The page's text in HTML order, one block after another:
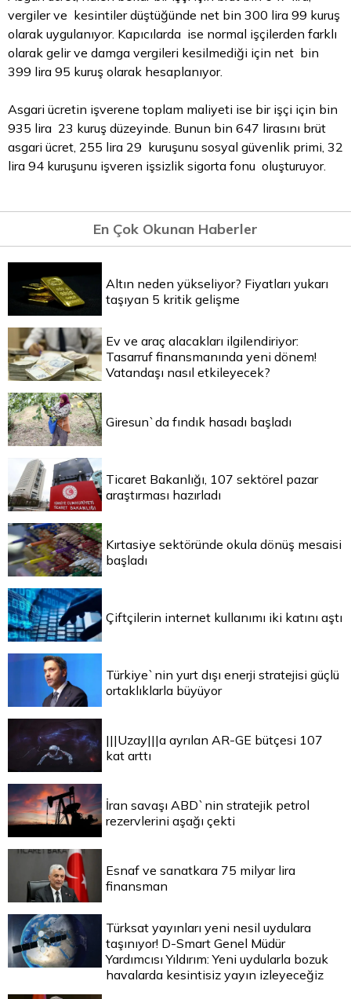
vergiler ve kesintiler düştüğünde net bin 300 lira 99 kuruş
olarak uygulanıyor. Kapıcılarda ise normal işçilerden farklı
olarak gelir ve damga vergileri kesilmediği için net bin
399 lira 95 kuruş olarak hesaplanıyor.
Asgari ücretin işverene toplam maliyeti ise bir işçi için bin
935 lira 23 kuruş düzeyinde. Bunun bin 647 lirasını brüt
asgari ücret, 255 lira 29 kuruşunu sosyal güvenlik primi, 32
lira 94 kuruşunu işveren işsizlik sigorta fonu oluşturuyor.
En Çok Okunan Haberler
Altın neden yükseliyor? Fiyatları yukarı
taşıyan 5 kritik gelişme
Ev ve araç alacakları ilgilendiriyor:
Tasarruf finansmanında yeni dönem!
Vatandaşı nasıl etkileyecek?
Giresun`da fındık hasadı başladı
Ticaret Bakanlığı, 107 sektörel pazar
araştırması hazırladı
Kırtasiye sektöründe okula dönüş mesaisi
başladı
Çiftçilerin internet kullanımı iki katını aştı
Türkiye`nin yurt dışı enerji stratejisi güçlü
ortaklıklarla büyüyor
|||Uzay|||a ayrılan AR-GE bütçesi 107
kat arttı
İran savaşı ABD`nin stratejik petrol
rezervlerini aşağı çekti
Esnaf ve sanatkara 75 milyar lira
finansman
Türksat yayınları yeni nesil uydulara
taşınıyor! D-Smart Genel Müdür
Yardımcısı Yıldırım: Yeni uydularla bozuk
havalarda kesintisiz yayın izleyeceğiz